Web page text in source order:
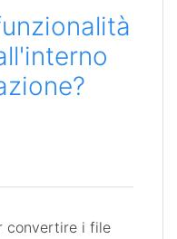
convertire i file